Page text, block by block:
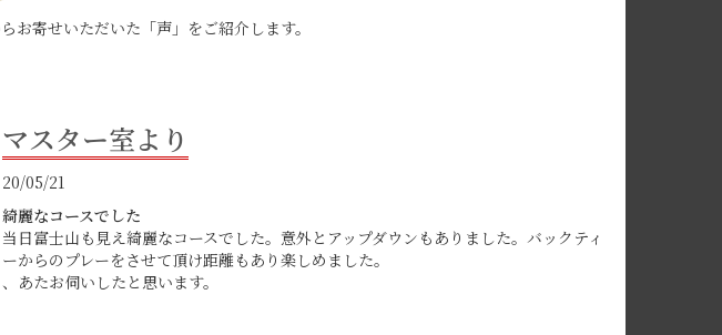
お寄せいただいた「声」をご紹介します。
マスター室より
20/05/21
綺麗なコースでした
当日富士山も見え綺麗なコースでした。意外とアップダウンもありました。バックティ
ーからのプレーをさせて頂け距離もあり楽しめました。
、あたお伺いしたと思います。